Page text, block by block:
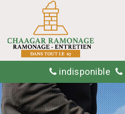
indisponible